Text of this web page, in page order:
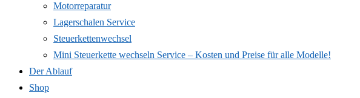
Motorreparatur
Lagerschalen Service
Steuerkettenwechsel
Mini Steuer­kette wechseln Service – Kosten und Preise für alle Modelle!
Der Ablauf
Shop